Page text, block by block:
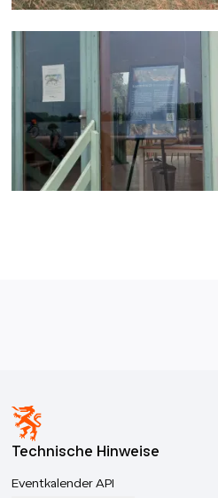
Technische Hinweise
Eventkalender API